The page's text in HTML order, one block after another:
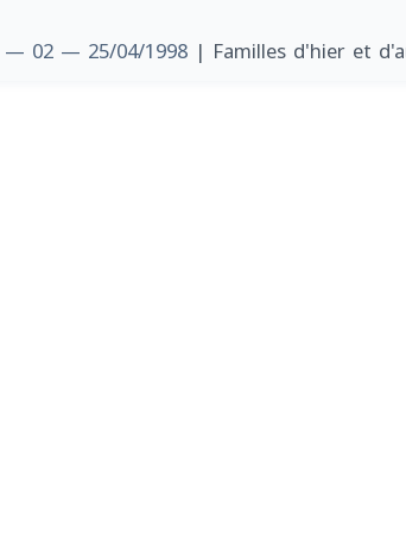
— 02 — 25/04/1998 | Familles d'hier et